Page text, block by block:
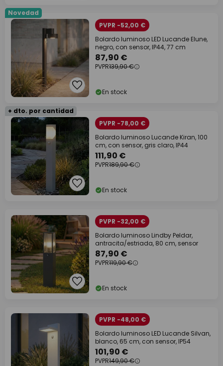
Novedad
PVPR -52,00 €
Bolardo luminoso LED Lucande Elune,
negro, con sensor, IP44, 77 cm
87,90 €
PVPR139,90 €
En stock
+ dto. por cantidad
PVPR -78,00 €
Bolardo luminoso Lucande Kiran, 100
cm, con sensor, gris claro, IP44
111,90 €
PVPR189,90 €
En stock
PVPR -32,00 €
Bolardo luminoso Lindby Peldar,
antracita/estriada, 80 cm, sensor
87,90 €
PVPR119,90 €
En stock
PVPR -48,00 €
Bolardo luminoso LED Lucande Silvan,
blanco, 65 cm, con sensor, IP54
101,90 €
PVPR149,90 €